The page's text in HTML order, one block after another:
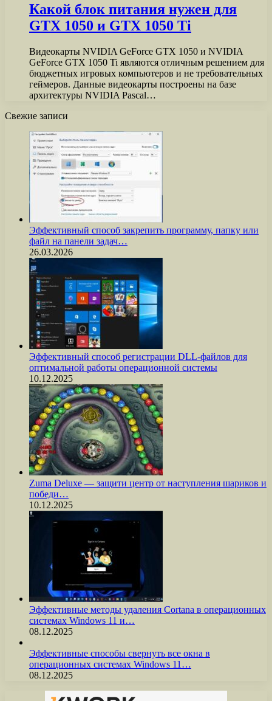
Какой блок питания нужен для
GTX 1050 и GTX 1050 Ti
Видеокарты NVIDIA GeForce GTX 1050 и NVIDIA
GeForce GTX 1050 Ti являются отличным решением для
бюджетных игровых компьютеров и не требовательных
геймеров. Данные видеокарты построены на базе
архитектуры NVIDIA Pascal…
Свежие записи
Эффективный способ закрепить программу, папку или
файл на панели задач…
26.03.2026
Эффективный способ регистрации DLL-файлов для
оптимальной работы операционной системы
10.12.2025
Zuma Deluxe — защити центр от наступления шариков и
победи…
10.12.2025
Эффективные методы удаления Cortana в операционных
системах Windows 11 и…
08.12.2025
Эффективные способы свернуть все окна в
операционных системах Windows 11…
08.12.2025